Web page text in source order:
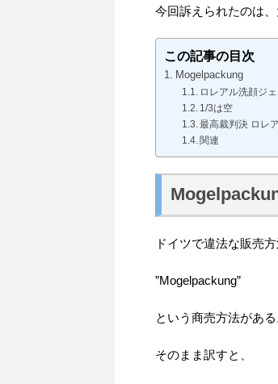
今回訴えられたのは
この記事の目次
Mogelpackung
ロレアル洗顔ジ
1/3は空
最高裁判決 ロレ
関連
ドイツで違法な販売
”Mogelpackung”
という商売方法がある
そのまま訳すと、